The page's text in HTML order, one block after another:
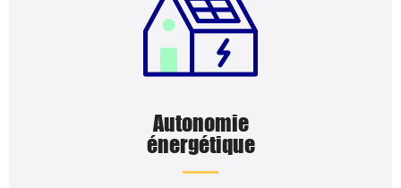
Autonomie
énergétique